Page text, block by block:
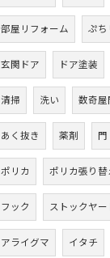
部屋リフォーム ぷち
玄関ドア ドア塗装
清掃 洗い 数奇屋
あく抜き 薬剤 門
ポリカ ポリカ張り替
フック ストックヤー
アライグマ イタチ